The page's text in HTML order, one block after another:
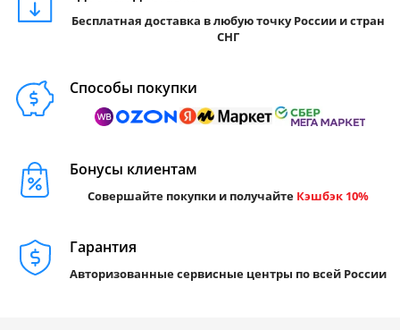
Бесплатная доставка в любую точку России и стран
СНГ
Способы покупки
Бонусы клиентам
Совершайте покупки и получайте Кэшбэк 10%
Гарантия
Авторизованные сервисные центры по всей России